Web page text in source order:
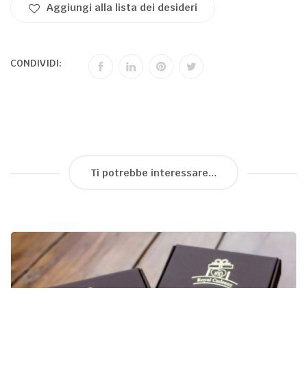
Aggiungi alla lista dei desideri
CONDIVIDI:
Ti potrebbe interessare…